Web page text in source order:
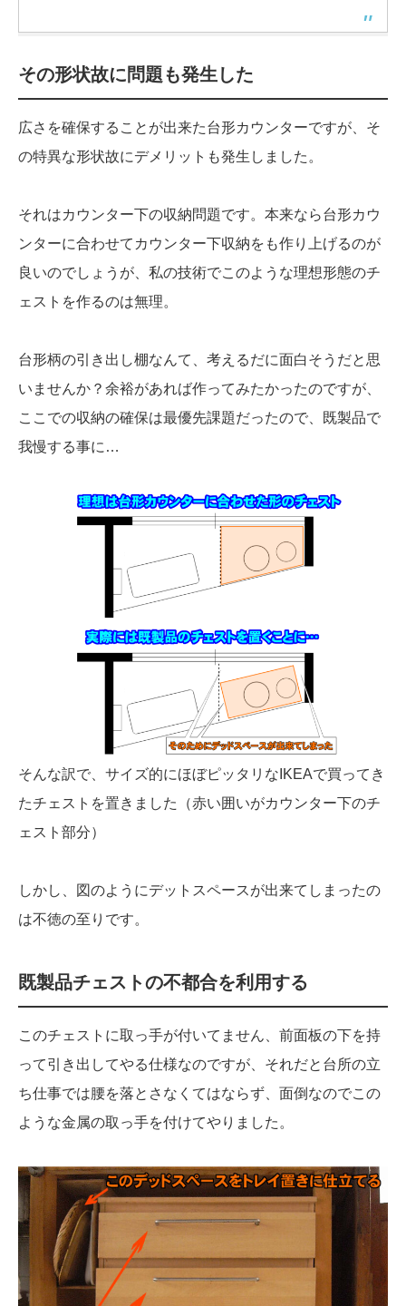
その形状故に問題も発生した
広さを確保することが出来た台形カウンターですが、そ
の特異な形状故にデメリットも発生しました。
それはカウンター下の収納問題です。本来なら台形カウ
ンターに合わせてカウンター下収納をも作り上げるのが
良いのでしょうが、私の技術でこのような理想形態のチ
ェストを作るのは無理。
台形柄の引き出し棚なんて、考えるだに面白そうだと思
いませんか？余裕があれば作ってみたかったのですが、
ここでの収納の確保は最優先課題だったので、既製品で
我慢する事に…
そんな訳で、サイズ的にほぼピッタリなIKEAで買ってき
たチェストを置きました（赤い囲いがカウンター下のチ
ェスト部分）
しかし、図のようにデットスペースが出来てしまったの
は不徳の至りです。
既製品チェストの不都合を利用する
このチェストに取っ手が付いてません、前面板の下を持
って引き出してやる仕様なのですが、それだと台所の立
ち仕事では腰を落とさなくてはならず、面倒なのでこの
ような金属の取っ手を付けてやりました。